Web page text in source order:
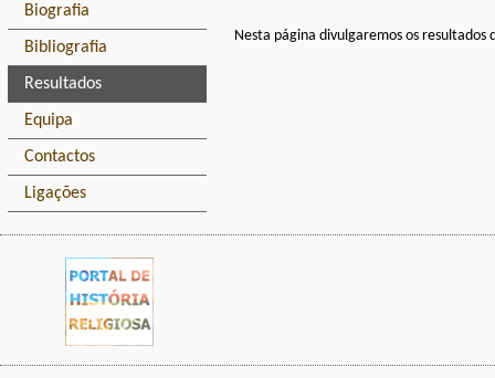
Biografia
Bibliografia
Resultados
Equipa
Contactos
Ligações
Nesta página divulgaremos os